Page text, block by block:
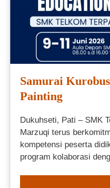
Samurai
Painting
Dukuhseti, Pati – SMK
Marzuqi terus
kompetensi peserta
program kolaborasi